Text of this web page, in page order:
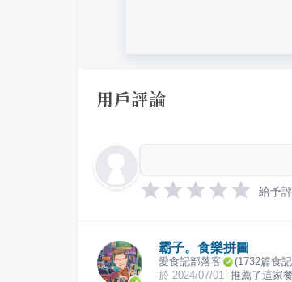
用戶評論
給予
霸子。食樂拼圖
愛食記部落客 (1732篇食
於 2024/07/01 推薦了這家